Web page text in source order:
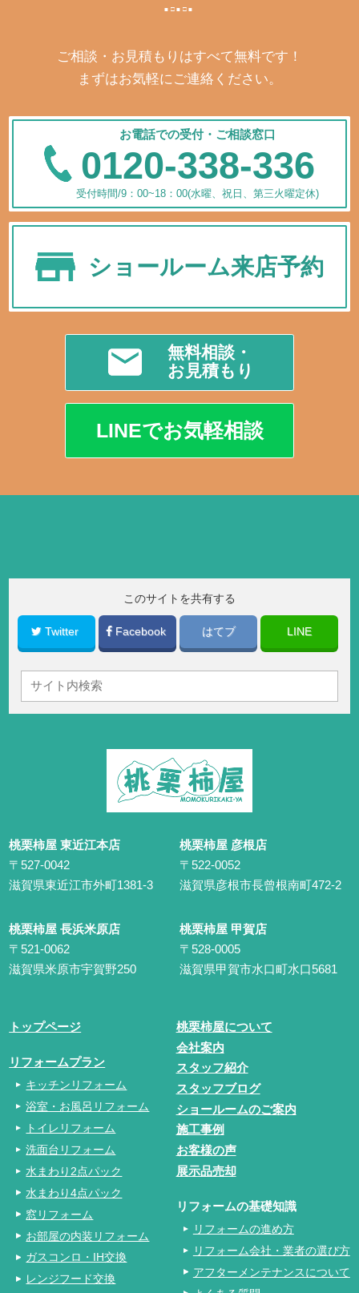
ご相談・お見積もりはすべて無料です！
まずはお気軽にご連絡ください。
お電話での受付・ご相談窓口
0120-338-336
受付時間/9：00~18：00(水曜、祝日、第三火曜定休)
ショールーム来店予約
無料相談・
お見積もり
LINEでお気軽相談
このサイトを共有する
Twitter Facebook はてブ LINE
桃栗柿屋 東近江本店
〒527-0042
滋賀県東近江市外町1381-3
桃栗柿屋 彦根店
〒522-0052
滋賀県彦根市長曾根南町472-2
桃栗柿屋 長浜米原店
〒521-0062
滋賀県米原市宇賀野250
桃栗柿屋 甲賀店
〒528-0005
滋賀県甲賀市水口町水口5681
トップページ
リフォームプラン
キッチンリフォーム
浴室・お風呂リフォーム
トイレリフォーム
洗面台リフォーム
水まわり2点パック
水まわり4点パック
窓リフォーム
お部屋の内装リフォーム
ガスコンロ・IH交換
レンジフード交換
桃栗柿屋について
会社案内
スタッフ紹介
スタッフブログ
ショールームのご案内
施工事例
お客様の声
展示品売却
リフォームの基礎知識
リフォームの進め方
リフォーム会社・業者の選び方
アフターメンテナンスについて